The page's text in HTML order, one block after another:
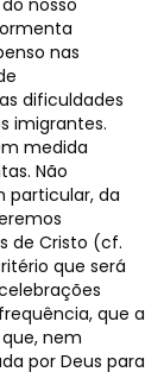
nosso
nas
dificuldades
imigrantes.
medida
Não
particular, da
de Cristo (cf.
que será
que a
nem
por Deus para